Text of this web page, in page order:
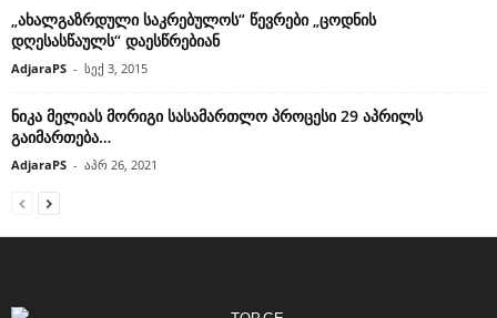
„ახალგაზრდული საკრებულოს“ წევრები „ცოდნის
დღესასწაულს“ დაესწრებიან
AdjaraPS - სექ 3, 2015
ნიკა მელიას მორიგი სასამართლო პროცესი 29 აპრილს
გაიმართება…
AdjaraPS - აპრ 26, 2021